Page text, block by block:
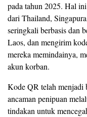
pada tahun 2025. Hal
dari Thailand,
seringkali berbasis dan
Laos, dan mengirim
mereka memindainya,
akun korban.
Kode QR telah menjadi
ancaman penipuan
tindakan untuk